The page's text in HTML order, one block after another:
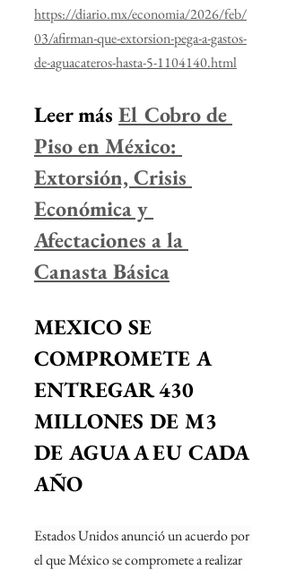
https://diario.mx/economia/2026/feb/
03/afirman-que-extorsion-pega-a-gastos-
de-aguacateros-hasta-5-1104140.html
Leer más El Cobro de
Piso en México:
Extorsión, Crisis
Económica y
Afectaciones a la
Canasta Básica
MEXICO SE
COMPROMETE A
ENTREGAR 430
MILLONES DE M3
DE AGUA A EU CADA
AÑO
Estados Unidos anunció un acuerdo por
el que México se compromete a realizar